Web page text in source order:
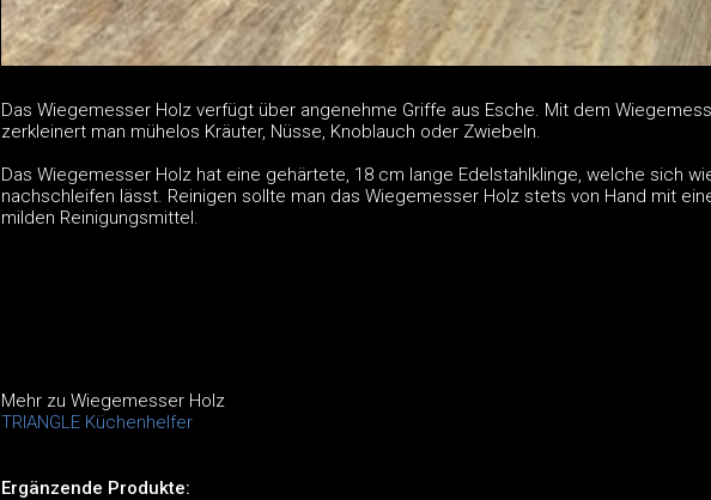
Das Wiegemesser Holz verfügt über angenehme Griffe aus Esche. Mit dem
zerkleinert man mühelos Kräuter, Nüsse, Knoblauch oder Zwiebeln.
Das Wiegemesser Holz hat eine gehärtete, 18 cm lange Edelstahlklinge, welche sich
nachschleifen lässt. Reinigen sollte man das Wiegemesser Holz stets von Hand mit
milden Reinigungsmittel.
Mehr zu Wiegemesser Holz
TRIANGLE Küchenhelfer
Ergänzende Produkte: